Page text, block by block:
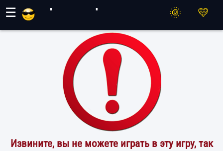
☰
Извините, вы не можете играть в эту игру, так